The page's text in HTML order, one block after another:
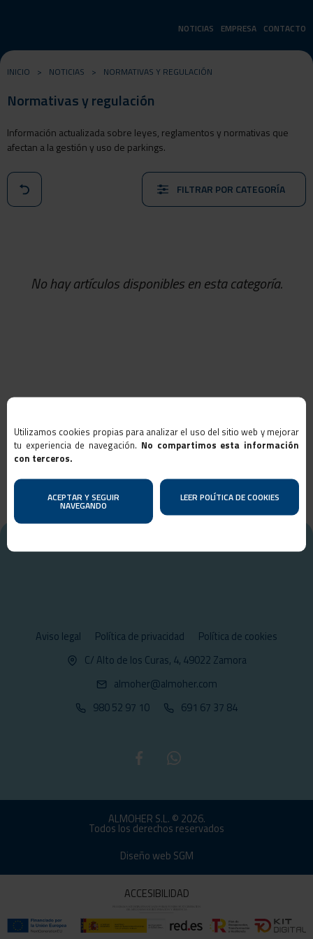
Utilizamos cookies propias para analizar el uso del sitio web y mejorar
tu experiencia de navegación. No compartimos esta información
con terceros.
ACEPTAR Y SEGUIR
NAVEGANDO
LEER POLÍTICA DE COOKIES
NOTICIAS EMPRESA CONTACTO
INICIO > NOTICIAS > NORMATIVAS Y REGULACIÓN
Normativas y regulación
Información actualizada sobre leyes, reglamentos y normativas que
afectan a la gestión y uso de parkings.
FILTRAR POR CATEGORÍA
No hay artículos disponibles en esta categoría.
Aviso legal Política de privacidad
Política de cookies
C/ Alto de los Curas, 4, 49022 Zamora
almoher@almoher.com
980 52 97 10
691 67 37 84
ALMOHER S.L. © 2026.
Todos los derechos reservados
Diseño web SGM
ACCESIBILIDAD